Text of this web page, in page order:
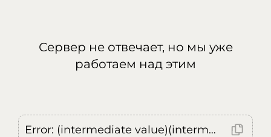
Сервер не отвечает, но мы уже
работаем над этим
Error: (intermediate value)(intermediate value)(intermediate value).replaceAll is not a function